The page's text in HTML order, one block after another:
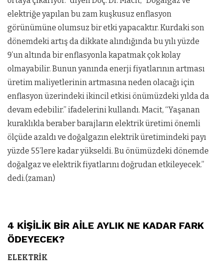
elektriğe yapılan bu zam kuşkusuz enflasyon
görünümüne olumsuz bir etki yapacaktır. Kurdaki son
dönemdeki artış da dikkate alındığında bu yılı yüzde
9’un altında bir enflasyonla kapatmak çok kolay
olmayabilir. Bunun yanında enerji fiyatlarının artması
üretim maliyetlerinin artmasına neden olacağı için
enflasyon üzerindeki ikincil etkisi önümüzdeki yılda da
devam edebilir.” ifadelerini kullandı. Macit, “Yaşanan
kuraklıkla beraber barajların elektrik üretimi önemli
ölçüde azaldı ve doğalgazın elektrik üretimindeki payı
yüzde 55’lere kadar yükseldi. Bu önümüzdeki dönemde
doğalgaz ve elektrik fiyatlarını doğrudan etkileyecek.”
dedi.(zaman)
4 KİŞİLİK BİR AİLE AYLIK NE KADAR FARK
ÖDEYECEK?
ELEKTRİK